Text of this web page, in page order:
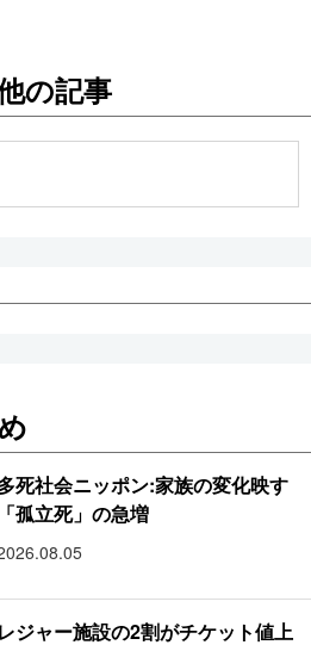
の記事
死社会ニッポン:家族の変化映す
「孤立死」の急増
レジャー施設の2割がチケット値上